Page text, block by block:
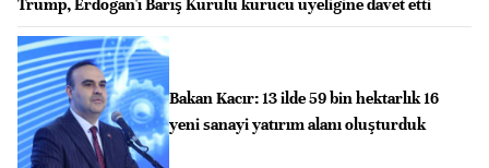
Trump, Erdoğan'ı Barış Kurulu kurucu üyeliğine davet etti
Bakan Kacır: 13 ilde 59 bin hektarlık 16
yeni sanayi yatırım alanı oluşturduk